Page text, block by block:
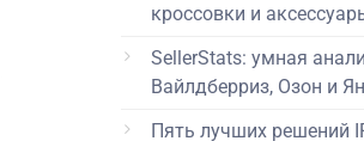
кроссовки и
SellerStats: умная
Вайлдберриз, Озон и
Пять лучших решений